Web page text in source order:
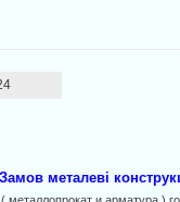
Замов металеві